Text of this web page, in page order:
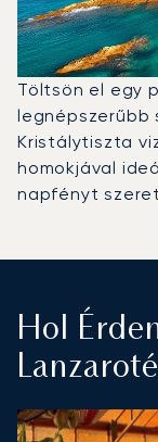
Töltsön el egy
legnépszerűbb
Kristálytiszta
homokjával
napfényt
Hol